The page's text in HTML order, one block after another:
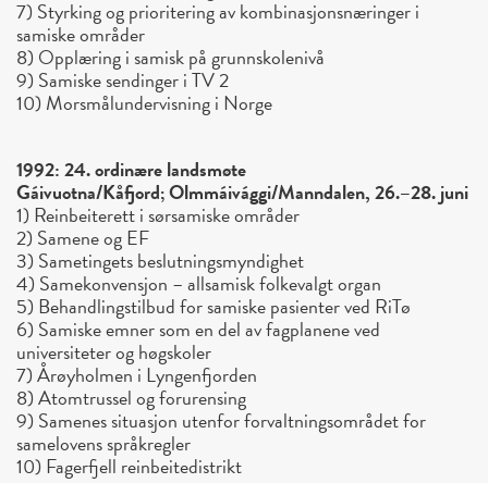
7) Styrking og prioritering av kombinasjonsnæringer i
samiske områder
8) Opplæring i samisk på grunnskolenivå
9) Samiske sendinger i TV 2
10) Morsmålundervisning i Norge
1992: 24. ordinære landsmøte
Gáivuotna/Kåfjord; Olmmáivággi/Manndalen, 26.–28. juni
1) Reinbeiterett i sørsamiske områder
2) Samene og EF
3) Sametingets beslutningsmyndighet
4) Samekonvensjon – allsamisk folkevalgt organ
5) Behandlingstilbud for samiske pasienter ved RiTø
6) Samiske emner som en del av fagplanene ved
universiteter og høgskoler
7) Årøyholmen i Lyngenfjorden
8) Atomtrussel og forurensing
9) Samenes situasjon utenfor forvaltningsområdet for
samelovens språkregler
10) Fagerfjell reinbeitedistrikt